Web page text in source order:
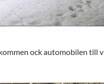
ock automobilen till